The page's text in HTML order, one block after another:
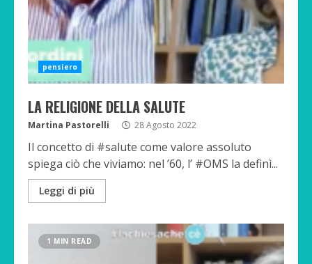
pensiero
LA RELIGIONE DELLA SALUTE
Martina Pastorelli 28 Agosto 2022
Il concetto di #salute come valore assoluto
spiega ciò che viviamo: nel ’60, l’ #OMS la definì...
Leggi di più
1 MIN READ